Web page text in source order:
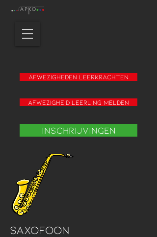
Afwezigheden leerkrachten
Afwezigheid leerling melden
Inschrijvingen
saxofoon